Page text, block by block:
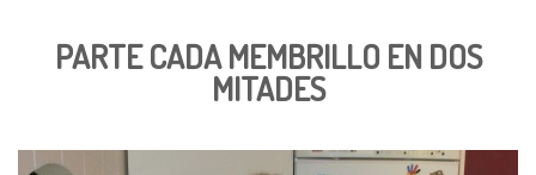
PARTE CADA MEMBRILLO EN DOS
MITADES